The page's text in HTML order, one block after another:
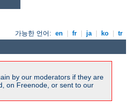
가능한 언어: en fr ja ko tr
by our moderators if they are
on Freenode, or sent to our